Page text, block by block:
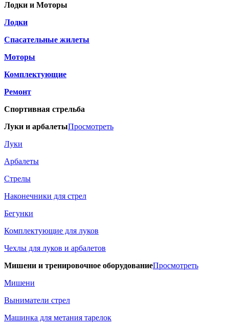
Лодки и Моторы
Лодки
Спасательные жилеты
Моторы
Комплектующие
Ремонт
Спортивная стрельба
Луки и арбалетыПросмотреть
Луки
Арбалеты
Стрелы
Наконечники для стрел
Бегунки
Комплектующие для луков
Чехлы для луков и арбалетов
Мишени и тренировочное оборудованиеПросмотреть
Мишени
Выниматели стрел
Машинка для метания тарелок